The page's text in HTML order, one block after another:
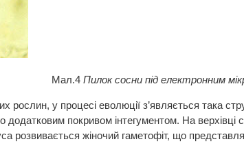
Пилок сосни під електронним
рослин, у процесі еволюції з’являється така
додатковим покривом інтегументом. На верхівці
розвивається жіночий гаметофіт, що